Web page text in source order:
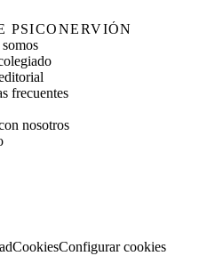
PSICONERVIÓN
frecuentes
nosotros
CookiesConfigurar cookies